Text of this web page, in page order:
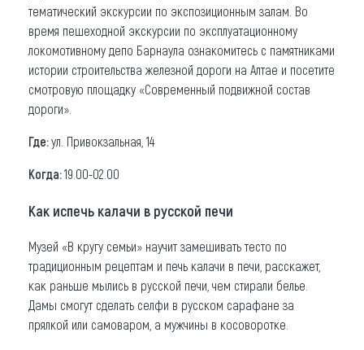
тематический экскурсии по экспозиционным залам. Во
время пешеходной экскурсии по эксплуатационному
локомотивному депо Барнаула ознакомитесь с памятниками
истории строительства железной дороги на Алтае и посетите
смотровую площадку «Современный подвижной состав
дороги».
Где:ул. Привокзальная, 14
Когда:19.00-02.00
Как испечь калачи в русской печи
Музей «В кругу семьи» научит замешивать тесто по
традиционным рецептам и печь калачи в печи, расскажет,
как раньше мылись в русской печи, чем стирали белье.
Дамы смогут сделать селфи в русском сарафане за
прялкой или самоваром, а мужчины в косоворотке.